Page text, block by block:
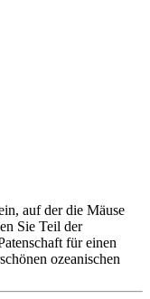
auf der die Mäuse
Sie Teil der
für einen
ozeanischen